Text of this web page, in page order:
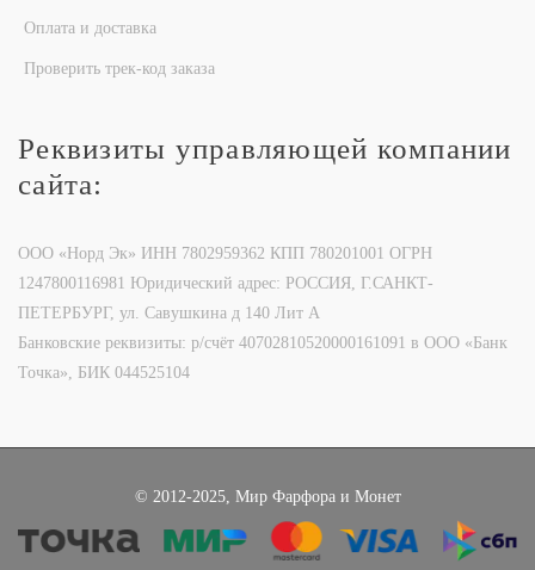
Оплата и доставка
Проверить трек-код заказа
Реквизиты управляющей компании
сайта:
ООО «Норд Эк» ИНН 7802959362 КПП 780201001 ОГРН
1247800116981 Юридический адрес: РОССИЯ, Г.САНКТ-
ПЕТЕРБУРГ, ул. Савушкина д 140 Лит А
Банковские реквизиты: р/счёт 40702810520000161091 в ООО «Банк
Точка», БИК 044525104
© 2012-2025, Мир Фарфора и Монет